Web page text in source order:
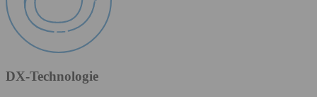
DX-Technologie